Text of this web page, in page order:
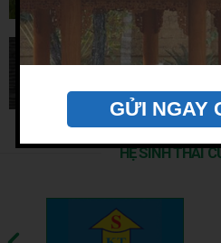
Để lắp một hệ thống tưới cây thông mình, có thể
nghiệp....
Hiện nay nhu cầu thiết kế thác nước trên tường
HỆ SINH THÁI
GỬI NGAY